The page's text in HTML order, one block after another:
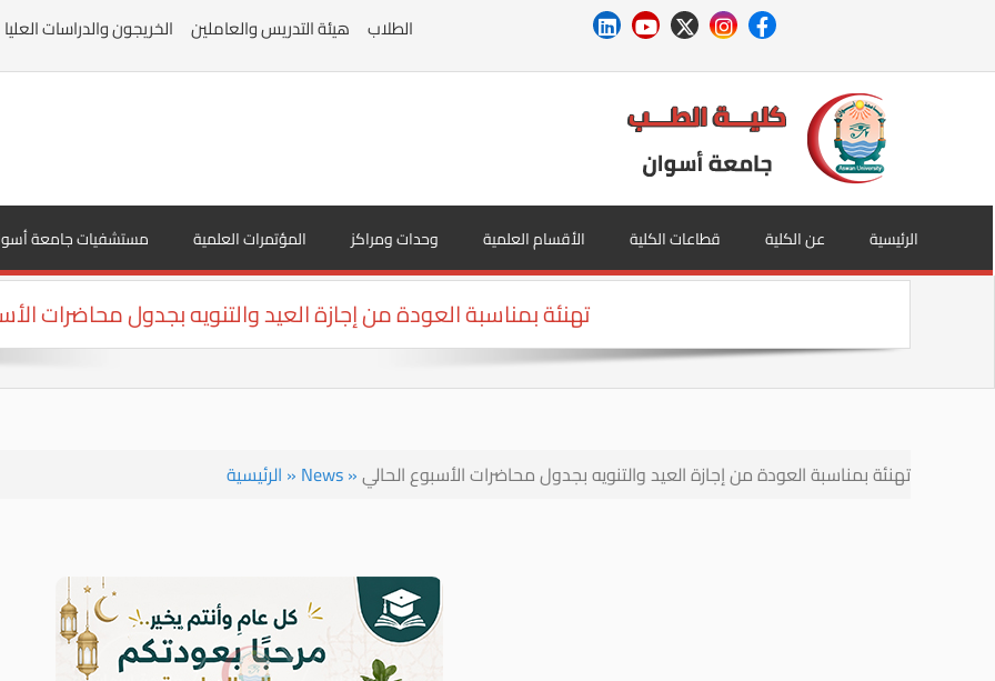
الخريجون والدراسات العليا هيئة التدريس والعاملين الطلاب
مستشفيات جامعة المؤتمرات العلمية وحدات ومراكز الأقسام العلمية قطاعات الكلية عن الكلية الرئيسية
تهنئة بمناسبة العودة من إجازة العيد والتنويه بجدول محاضرات
الرئيسية » News»تهنئة بمناسبة العودة من إجازة العيد والتنويه بجدول محاضرات الأسبوع الحالي